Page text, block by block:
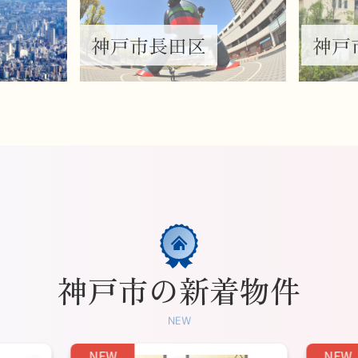
神戸市の新着物件
NEW